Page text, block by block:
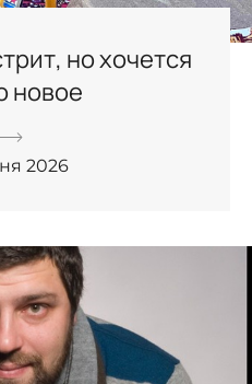
но хочется
новое
2026